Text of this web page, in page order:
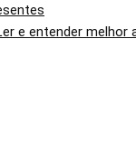
e entender melhor